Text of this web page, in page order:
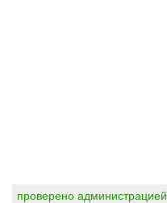
проверено администрацией